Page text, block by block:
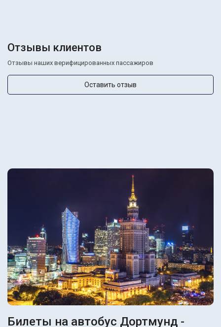
Отзывы клиентов
Отзывы наших верифицированных пассажиров
Оставить отзыв
Билеты на автобус Дортмунд -